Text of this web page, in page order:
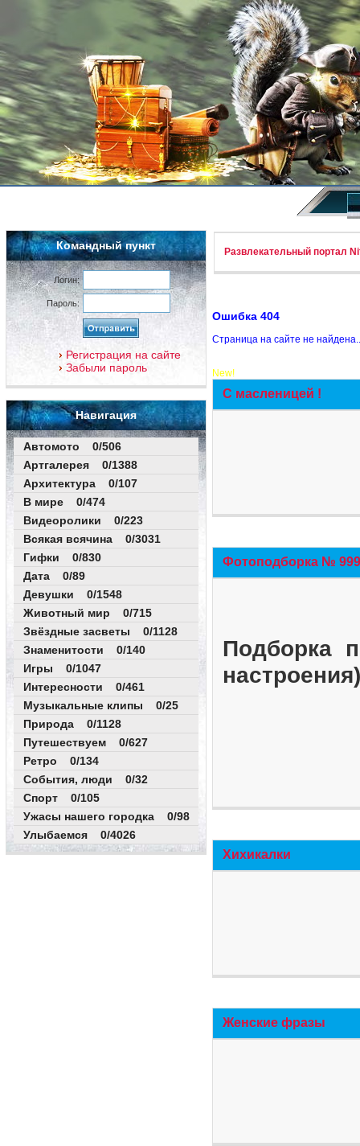
Командный пункт
Логин:
Пароль:
Регистрация на сайте
Забыли пароль
Навигация
Автомото 0/506
Артгалерея 0/1388
Архитектура 0/107
В мире 0/474
Видеоролики 0/223
Всякая всячина 0/3031
Гифки 0/830
Дата 0/89
Девушки 0/1548
Животный мир 0/715
Звёздные засветы 0/1128
Знаменитости 0/140
Игры 0/1047
Интересности 0/461
Музыкальные клипы 0/25
Природа 0/1128
Путешествуем 0/627
Ретро 0/134
События, люди 0/32
Спорт 0/105
Ужасы нашего городка 0/98
Улыбаемся 0/4026
Развлекательный портал
Ошибка 404
Страница на сайте не
New!
С масленицей !
Фотоподборка №
Подборка
Хихикалки
Женские фразы